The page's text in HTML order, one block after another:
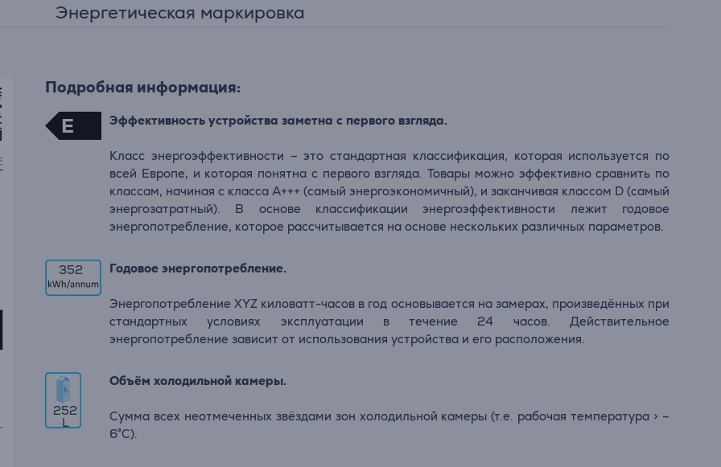
Энергетическая маркировка
Подробная информация:
E Эффективность устройства заметна с первого взгляда.
Класс энергоэффективности – это стандартная классификация, которая используется по
всей Европе, и которая понятна с первого взгляда. Товары можно эффективно сравнить по
классам, начиная с класса A+++ (самый энергоэкономичный), и заканчивая классом D (самый
энергозатратный). В основе классификации энергоэффективности лежит годовое
энергопотребление, которое рассчитывается на основе нескольких различных параметров.
352 Годовое энергопотребление.
Энергопотребление XYZ киловатт-часов в год основывается на замерах, произведённых при
стандартных условиях эксплуатации в течение 24 часов. Действительное
энергопотребление зависит от использования устройства и его расположения.
252
L
Объём холодильной камеры.
Сумма всех неотмеченных звёздами зон холодильной камеры (т.е. рабочая температура > –
6°C).